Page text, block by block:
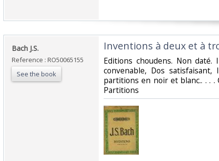
‎Bach J.S.‎
Reference : RO50065155
See the book
‎Inventions à deux et à
‎Editions choudens. Non daté.
convenable, Dos
partitions en noir et blanc.. . . .
Partitions‎